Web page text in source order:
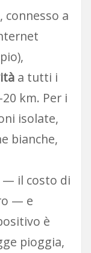
connesso a
a tutti i
km. Per i
isolate,
bianche,
— il costo di
— e
è
pioggia,